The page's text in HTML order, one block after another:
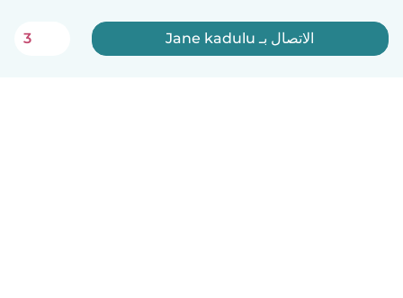
الاتصال بـ Jane kadulu 3